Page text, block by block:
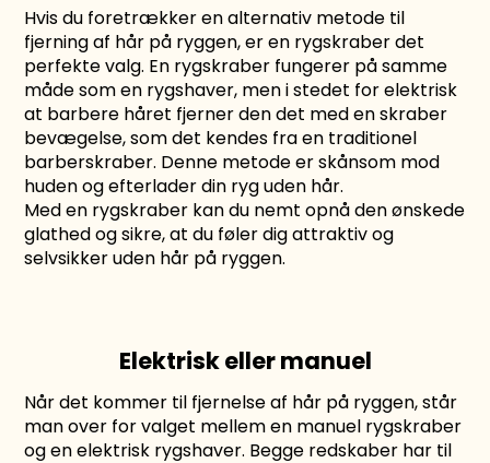
Hvis du foretrækker en alternativ metode til
fjerning af hår på ryggen, er en rygskraber det
perfekte valg. En rygskraber fungerer på samme
måde som en rygshaver, men i stedet for elektrisk
at barbere håret fjerner den det med en skraber
bevægelse, som det kendes fra en traditionel
barberskraber. Denne metode er skånsom mod
huden og efterlader din ryg uden hår.
Med en rygskraber kan du nemt opnå den ønskede
glathed og sikre, at du føler dig attraktiv og
selvsikker uden hår på ryggen.
Elektrisk eller manuel
Når det kommer til fjernelse af hår på ryggen, står
man over for valget mellem en manuel rygskraber
og en elektrisk rygshaver. Begge redskaber har til